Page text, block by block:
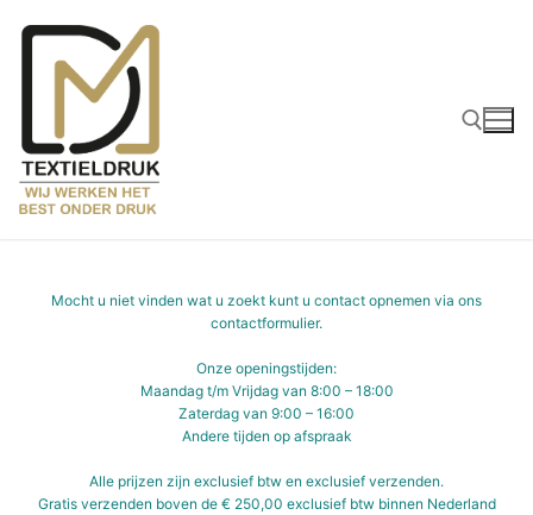
naar
Mocht u niet vinden wat u zoekt kunt u contact opnemen via ons
contactformulier.
Onze openingstijden:
Maandag t/m Vrijdag van 8:00 – 18:00
Zaterdag van 9:00 – 16:00
Andere tijden op afspraak
Alle prijzen zijn exclusief btw en exclusief verzenden.
Gratis verzenden boven de € 250,00 exclusief btw binnen Nederland